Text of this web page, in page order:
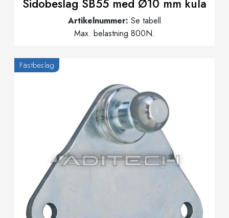
Sidobeslag SB55 med Ø10 mm kula
Artikelnummer: Se tabell
Max. belastning 800N.
Fästbeslag